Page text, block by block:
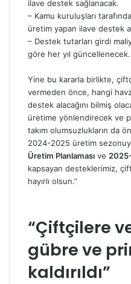
ilave destek sağlanacak.
– Kamu kuruluşları
üretim yapan ilave destek
– Destek tutarları girdi
göre her yıl güncellenecek.
Yine bu kararla birlikte,
vermeden önce, hangi
destek alacağını bilmiş
üretime yönlendirecek ve
takım olumsuzlukların da
2024-2025 üretim
Üretim Planlaması ve
kapsayan desteklerimiz,
hayırlı olsun.”
“Çiftçilere
gübre ve
kaldırıldı”